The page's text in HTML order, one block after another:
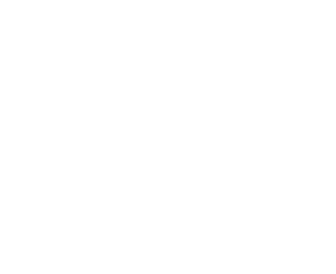
considerabil aspectul vizual al spațiului, conferindu-i
rustic este că, dacă doriți să amenajați întreaga casă sau
sau mai puțin, în funcție de cât de evidente sunt
sau a interiorului clădirilor.
sau beton și sunt frecvent întâlnite în stiluri clasice sau
în care sunt utilizate.
polimer rigid. Cu un design distinctiv și linii curate, aceste
iar rezultatele vor depăși cu siguranță așteptările tale.
populară pentru cei care doresc să aducă un aspect rustic sau
instalării cărămizilor reale.
în diverse nuanțe pentru a se potrivi cu stilul dorit.
transforma rapid atmosfera unui spațiu.
distinct și un sentiment de eleganță în orice spațiu interior.
de stilul dorit, fie că este vorba de un design clasic, cu
de la sufragerii și holuri până la spații comerciale.